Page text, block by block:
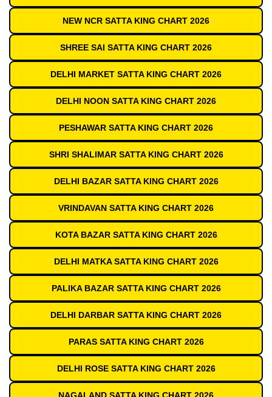
NEW NCR SATTA KING CHART 2026
SHREE SAI SATTA KING CHART 2026
DELHI MARKET SATTA KING CHART 2026
DELHI NOON SATTA KING CHART 2026
PESHAWAR SATTA KING CHART 2026
SHRI SHALIMAR SATTA KING CHART 2026
DELHI BAZAR SATTA KING CHART 2026
VRINDAVAN SATTA KING CHART 2026
KOTA BAZAR SATTA KING CHART 2026
DELHI MATKA SATTA KING CHART 2026
PALIKA BAZAR SATTA KING CHART 2026
DELHI DARBAR SATTA KING CHART 2026
PARAS SATTA KING CHART 2026
DELHI ROSE SATTA KING CHART 2026